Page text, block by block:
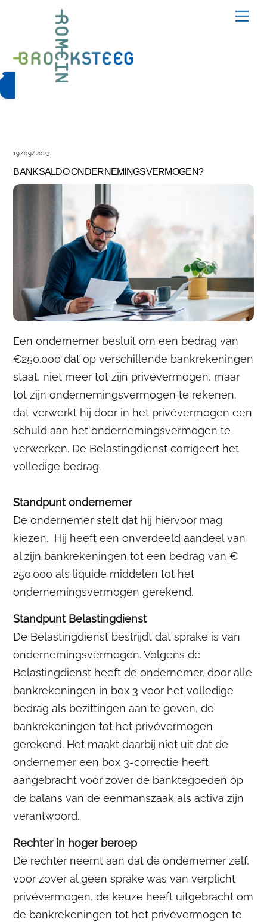
19/09/2023
BANKSALDO ONDERNEMINGSVERMOGEN?
Een ondernemer besluit om een bedrag van
€250.000 dat op verschillende bankrekeningen
staat, niet meer tot zijn privévermogen, maar
tot zijn ondernemingsvermogen te rekenen.
dat verwerkt hij door in het privévermogen een
schuld aan het ondernemingsvermogen te
verwerken. De Belastingdienst corrigeert het
volledige bedrag.
Standpunt ondernemer
De ondernemer stelt dat hij hiervoor mag
kiezen. Hij heeft een onverdeeld aandeel van
al zijn bankrekeningen tot een bedrag van €
250.000 als liquide middelen tot het
ondernemingsvermogen gerekend.
Standpunt Belastingdienst
De Belastingdienst bestrijdt dat sprake is van
ondernemingsvermogen. Volgens de
Belastingdienst heeft de ondernemer, door alle
bankrekeningen in box 3 voor het volledige
bedrag als bezittingen aan te geven, de
bankrekeningen tot het privévermogen
gerekend. Het maakt daarbij niet uit dat de
ondernemer een box 3-correctie heeft
aangebracht voor zover de banktegoeden op
de balans van de eenmanszaak als activa zijn
verantwoord.
Rechter in hoger beroep
De rechter neemt aan dat de ondernemer zelf,
voor zover al geen sprake was van verplicht
privévermogen, de keuze heeft uitgebracht om
de bankrekeningen tot het privévermogen te